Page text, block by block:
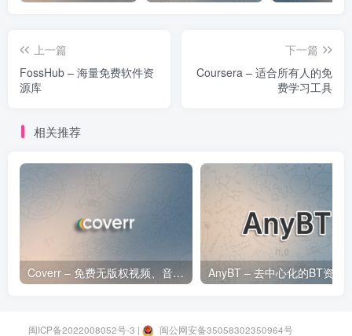
上一篇
FossHub – 海量免费软件资
源库
下一篇
Coursera – 适合所有人的免
费学习工具
相关推荐
Coverr – 免费无版权视频、音乐、图片下载网站
闽ICP备2022008052号-3 | 闽公网安备35058302350964号